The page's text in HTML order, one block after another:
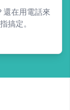
還在用電話來
搞定。